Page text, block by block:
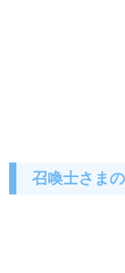
召喚士さま